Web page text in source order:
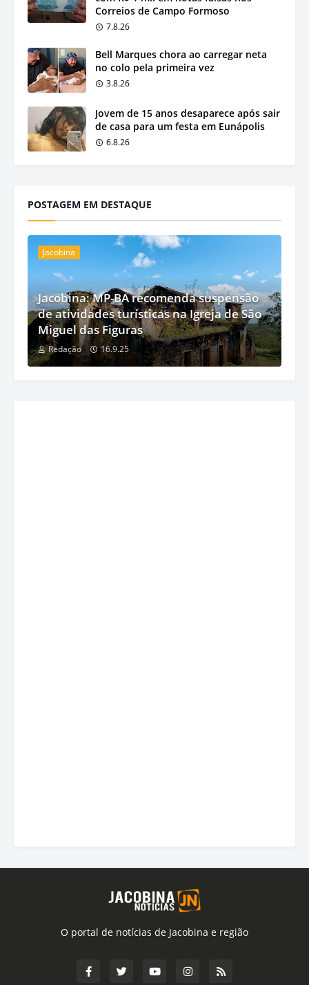
Correios de Campo Formoso
7.8.26
Bell Marques chora ao carregar neta
no colo pela primeira vez
3.8.26
Jovem de 15 anos desaparece após sair
de casa para um festa em Eunápolis
6.8.26
POSTAGEM EM DESTAQUE
Jacobina
Jacobina: MP-BA recomenda suspensão
de atividades turísticas na Igreja de São
Miguel das Figuras
Redação 16.9.25
O portal de notícias de Jacobina e região